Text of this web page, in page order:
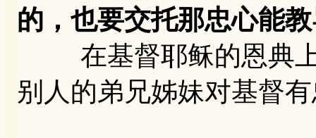
的，也要交托那忠心能
在基督耶稣的恩典上
别人的弟兄姊妹对基督